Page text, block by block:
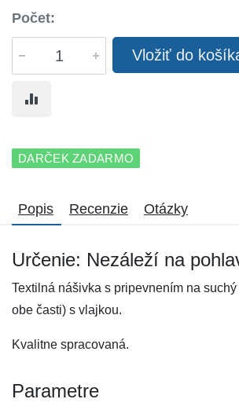
Počet:
Vložiť do
DARČEK ZADARMO
Popis Recenzie Otázky
Určenie: Nezáleží na
Textilná nášivka s pripevnením na
obe časti) s vlajkou.
Kvalitne spracovaná.
Parametre